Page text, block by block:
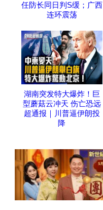
任防长同日判S缓；广西
连环震荡
湖南突发特大爆炸！巨
型蘑菇云冲天 伤亡恐远
超通报｜川普逼伊朗投
降